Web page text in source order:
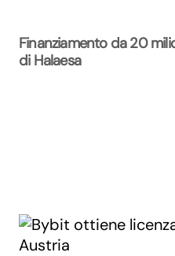
Finanziamento da 20
di Halaesa